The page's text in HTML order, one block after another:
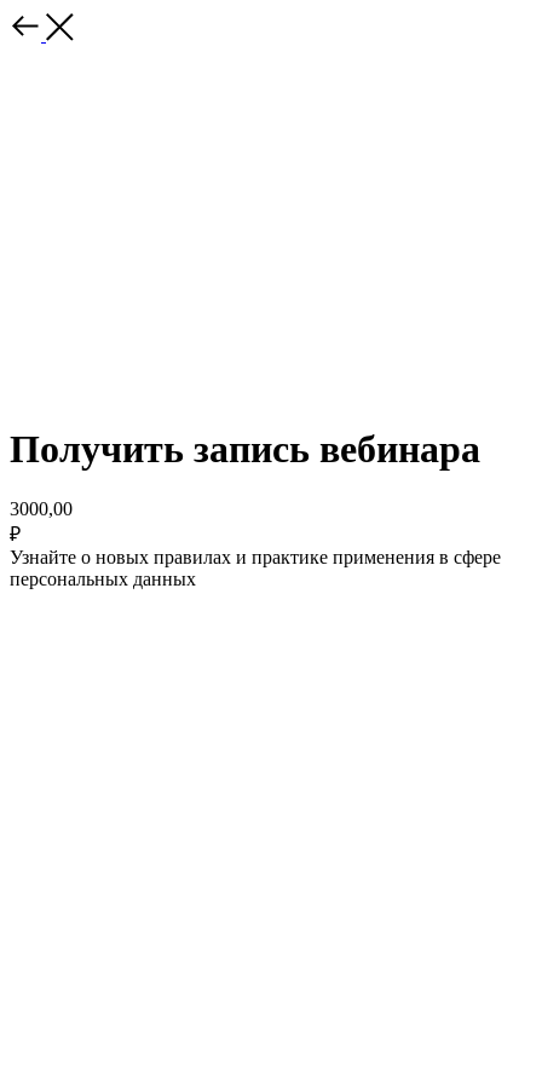
Получить запись вебинара
3000,00
₽
Узнайте о новых правилах и практике применения в сфере
персональных данных